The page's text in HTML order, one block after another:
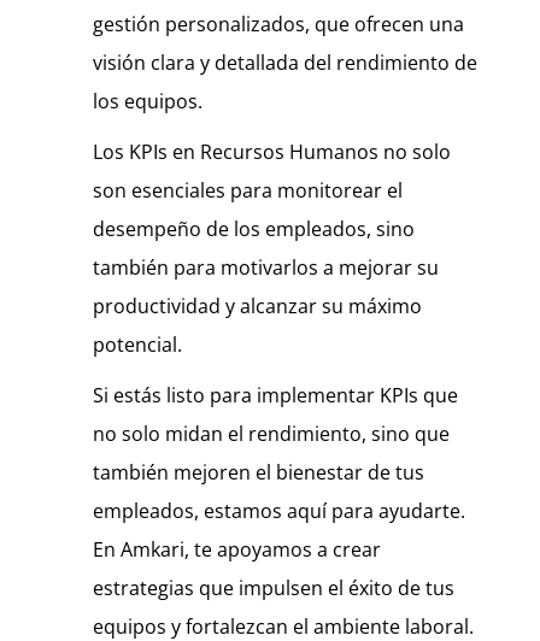
gestión personalizados, que ofrecen una
visión clara y detallada del rendimiento de
los equipos.
Los KPIs en Recursos Humanos no solo
son esenciales para monitorear el
desempeño de los empleados, sino
también para motivarlos a mejorar su
productividad y alcanzar su máximo
potencial.
Si estás listo para implementar KPIs que
no solo midan el rendimiento, sino que
también mejoren el bienestar de tus
empleados, estamos aquí para ayudarte.
En Amkari, te apoyamos a crear
estrategias que impulsen el éxito de tus
equipos y fortalezcan el ambiente laboral.